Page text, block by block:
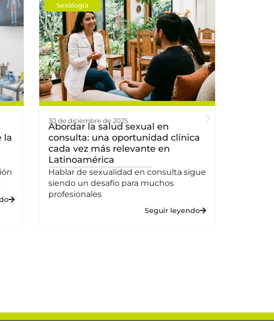
la
Sexología
30 de diciembre de 2025
Abordar la salud sexual en
consulta: una oportunidad clínica
cada vez más relevante en
Latinoamérica
Hablar de sexualidad en consulta sigue
siendo un desafío para muchos
profesionales
Seguir leyendo